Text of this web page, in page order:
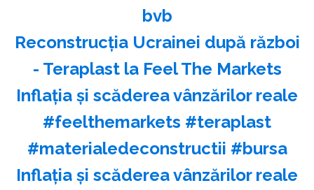
bvb
Reconstrucția Ucrainei după război
- Teraplast la Feel The Markets
Inflația și scăderea vânzărilor reale
#feelthemarkets #teraplast
#materialedeconstructii #bursa
Inflația și scăderea vânzărilor reale